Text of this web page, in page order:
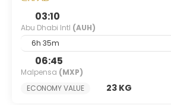
rooms featuring minibars and flat-
Complimentary wired and wireless
you connected, and satellite
entertainment. Bathrooms feature
and showers, complimentary
Conveniences include laptop-
desks, and housekeeping is provided
03:10
Abu Dhabi Intl (AUH)
6h 35m
06:45
Malpensa (MXP)
ECONOMY VALUE
23 KG